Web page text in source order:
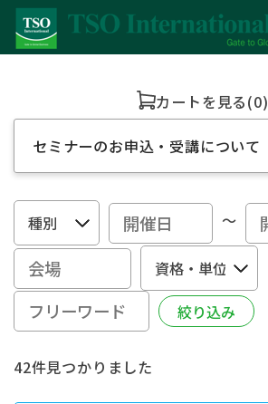
カートを見る(0)
セミナーのお申込・受講について
～
42件見つかりました